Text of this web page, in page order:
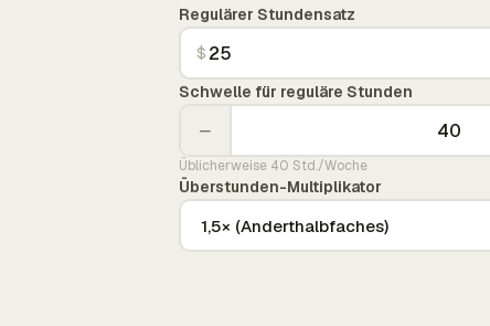
Regulärer Stundensatz
$
Schwelle für reguläre Stunden
−
Üblicherweise 40 Std./Woche
Überstunden-Multiplikator